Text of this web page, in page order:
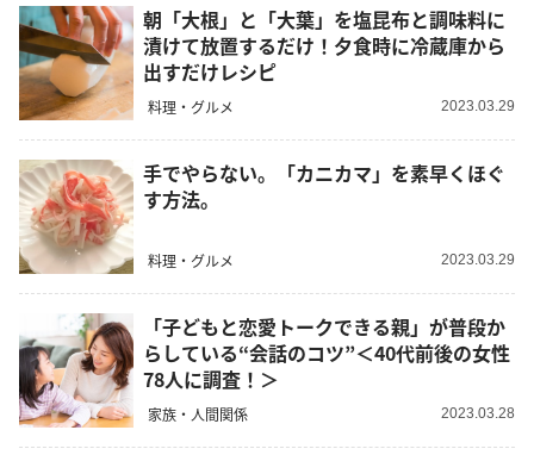
朝「大根」と「大葉」を塩昆布と調味料に
漬けて放置するだけ！夕食時に冷蔵庫から
出すだけレシピ
料理・グルメ 2023.03.29
手でやらない。「カニカマ」を素早くほぐ
す方法。
料理・グルメ 2023.03.29
「子どもと恋愛トークできる親」が普段か
らしている“会話のコツ”＜40代前後の女性
78人に調査！＞
家族・人間関係 2023.03.28